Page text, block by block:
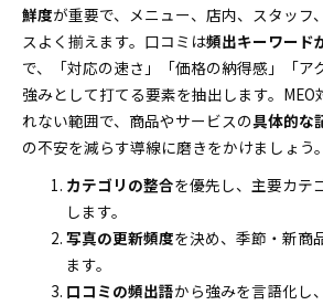
鮮度が重要で、メニュー、店内、スタッフ
スよく揃えます。口コミは頻出キーワード
で、「対応の速さ」「価格の納得感」「ア
強みとして打てる要素を抽出します。
れない範囲で、商品やサービスの具体的な
の不安を減らす導線に磨きをかけましょう。
カテゴリの整合を優先し、主要カテ
します。
写真の更新頻度を決め、季節・新商
ます。
口コミの頻出語から強みを言語化し